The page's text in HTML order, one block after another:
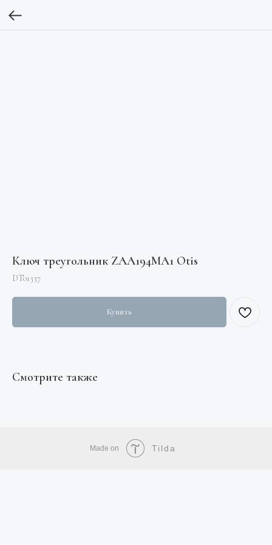
Ключ треугольник ZAA194MA1 Otis
DT01337
Купить
Смотрите также
Made on Tilda